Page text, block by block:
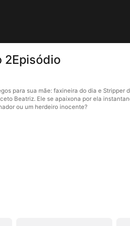
2Episódio
para sua mãe: faxineira do dia e
Beatriz. Ele se apaixona por ela
ou um herdeiro inocente?